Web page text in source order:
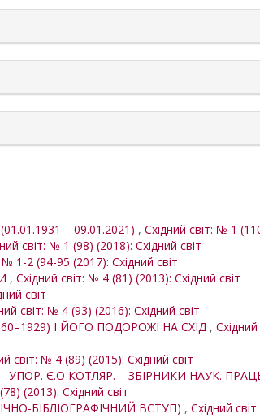
– 09.01.2021) , Східний світ: № 1
світ: № 1 (98) (2018): Східний світ
№ 1-2 (94-95 (2017): Східний світ
, Східний світ: № 4 (81) (2013): Східний світ
світ
світ: № 4 (93) (2016): Східний світ
І ЙОГО ПОДОРОЖІ НА СХІД ,
світ: № 4 (89) (2015): Східний світ
УПОР. Є.О КОТЛЯР. – ЗБІРНИКИ НАУК.
(2013): Східний світ
БІБЛІОГРАФІЧНИЙ ВСТУП) , Східний